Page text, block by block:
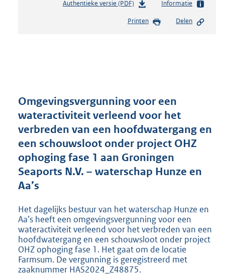
Authentieke versie (PDF)b
s
r
o
t
t
e
:
2
b
Informatie
Printen Delen
Omgevingsvergunning voor een
wateractiviteit verleend voor het
verbreden van een hoofdwatergang en
een schouwsloot onder project OHZ
ophoging fase 1 aan Groningen
Seaports N.V. – waterschap Hunze en
Aa’s
Het dagelijks bestuur van het waterschap Hunze en
Aa’s heeft een omgevingsvergunning voor een
wateractiviteit verleend voor het verbreden van een
hoofdwatergang en een schouwsloot onder project
OHZ ophoging fase 1. Het gaat om de locatie
Farmsum. De vergunning is geregistreerd met
zaaknummer HAS2024_Z48875.